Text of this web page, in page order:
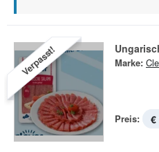
Verpasst! Marke:
Preis: €